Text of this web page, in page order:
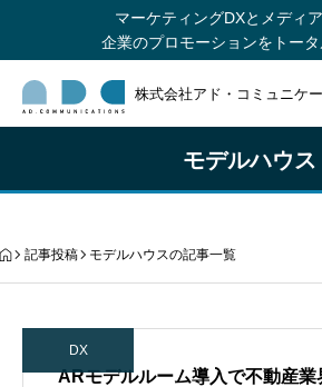
マーケティングDXとメディア
企業のプロモーションをトー
株式会社アド・コミュニケ
モデルハウス
記事投稿 モデルハウスの記事一覧
DX
ARモデルルーム導入で不動産業